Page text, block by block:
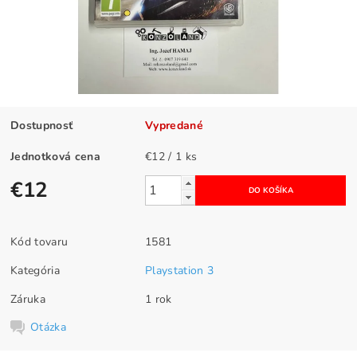
Dostupnosť Vypredané
Jednotková cena €12 / 1 ks
€12
Kód tovaru
1581
Kategória
Playstation 3
Záruka
1 rok
Otázka